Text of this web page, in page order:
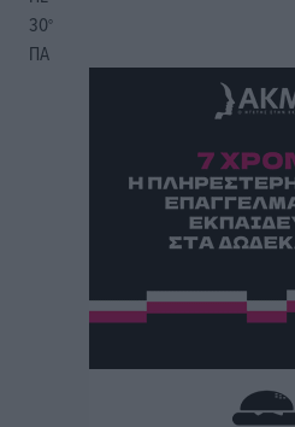
30°
ΠΑ